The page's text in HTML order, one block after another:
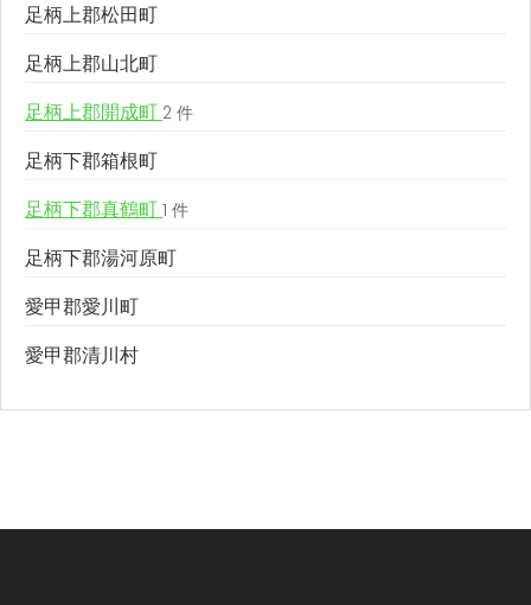
足柄上郡松田町
足柄上郡山北町
足柄上郡開成町 2 件
足柄下郡箱根町
足柄下郡真鶴町 1 件
足柄下郡湯河原町
愛甲郡愛川町
愛甲郡清川村